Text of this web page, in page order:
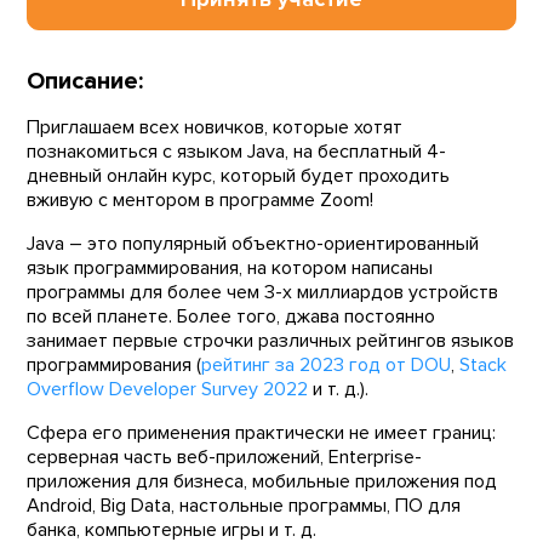
Описание:
Приглашаем всех новичков, которые хотят
познакомиться с языком Java, на бесплатный 4-
дневный онлайн курс, который будет проходить
вживую с ментором в программе Zoom!
Java – это популярный объектно-ориентированный
язык программирования, на котором написаны
программы для более чем 3-х миллиардов устройств
по всей планете. Более того, джава постоянно
занимает первые строчки различных рейтингов языков
программирования (рейтинг за 2023 год от DOU,Stack
Overflow Developer Survey 2022 и т. д.).
Сфера его применения практически не имеет границ:
серверная часть веб-приложений, Enterprise-
приложения для бизнеса, мобильные приложения под
Android, Big Data, настольные программы, ПО для
банка, компьютерные игры и т. д.